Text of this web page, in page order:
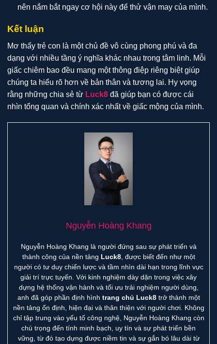
nên nắm bắt ngay cơ hội này để thử vận may của mình.
Kết luận
Mơ thấy trẻ con là một chủ đề vô cùng phong phú và đa
dạng với nhiều tầng ý nghĩa khác nhau trong tâm linh. Mỗi
giấc chiêm bao đều mang một thông điệp riêng biệt giúp
chúng ta hiểu rõ hơn về bản thân và tương lai. Hy vọng
rằng những chia sẻ từ Luck8 đã giúp bạn có được cái
nhìn tổng quan và chính xác nhất về giấc mộng của mình.
Nguyễn Hoàng Khang
Nguyễn Hoàng Khang là người đứng sau sự phát triển và
thành công của nền tảng Luck8, được biết đến như một
người có tư duy chiến lược và tầm nhìn dài hạn trong lĩnh vực
giải trí trực tuyến. Với kinh nghiệm dày dặn trong việc xây
dựng hệ thống vận hành và tối ưu trải nghiệm người dùng,
anh đã góp phần định hình trang chủ Luck8trở thành một
nền tảng ổn định, hiện đại và thân thiện với người chơi. Không
chỉ tập trung vào yếu tố công nghệ, Nguyễn Hoàng Khang còn
chú trọng đến tính minh bạch, uy tín và sự phát triển bền
vững, từ đó tạo dựng được niềm tin và sự gắn bó lâu dài từ